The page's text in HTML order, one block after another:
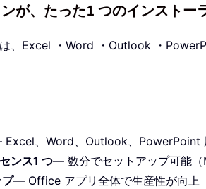
が、たった1 つのインストー
、Excel ・Word ・Outlook ・
、Word、Outlook、PowerPoint
ンス1 つ— 数分でセットアップ可能（
— Office アプリ全体で生産性が向上